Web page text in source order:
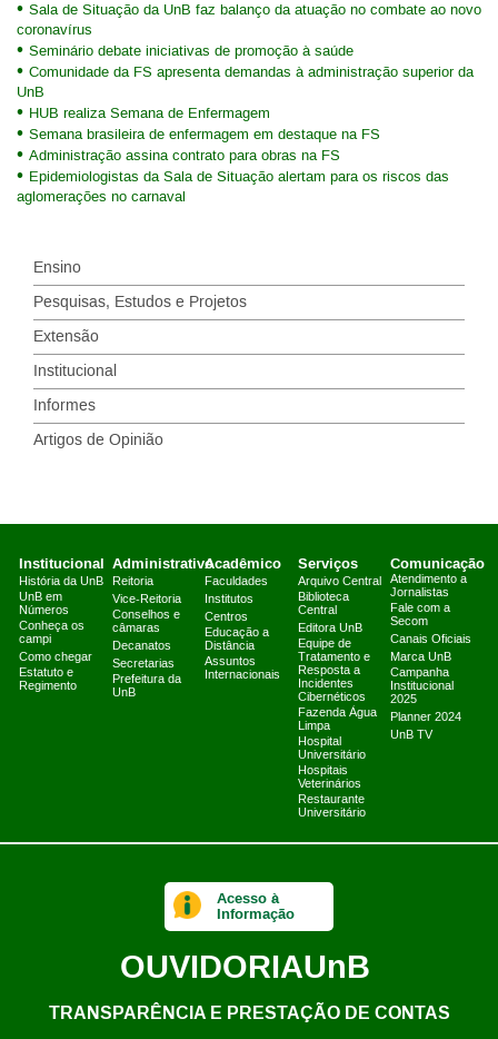
Sala de Situação da UnB faz balanço da atuação no combate ao novo
coronavírus
Seminário debate iniciativas de promoção à saúde
Comunidade da FS apresenta demandas à administração superior da
UnB
HUB realiza Semana de Enfermagem
Semana brasileira de enfermagem em destaque na FS
Administração assina contrato para obras na FS
Epidemiologistas da Sala de Situação alertam para os riscos das
aglomerações no carnaval
Ensino
Pesquisas, Estudos e Projetos
Extensão
Institucional
Informes
Artigos de Opinião
Institucional
História da UnB
UnB em
Números
Conheça os
campi
Como chegar
Estatuto e
Regimento
Administrativo
Reitoria
Vice-Reitoria
Conselhos e
câmaras
Decanatos
Secretarias
Prefeitura da
UnB
Acadêmico
Faculdades
Institutos
Centros
Educação a
Distância
Assuntos
Internacionais
Serviços
Arquivo Central
Biblioteca
Central
Editora UnB
Equipe de
Tratamento e
Resposta a
Incidentes
Cibernéticos
Fazenda Água
Limpa
Hospital
Universitário
Hospitais
Veterinários
Restaurante
Universitário
Comunicação
Atendimento a
Jornalistas
Fale com a
Secom
Canais Oficiais
Marca UnB
Campanha
Institucional
2025
Planner 2024
UnB TV
Acesso à
Informação
OUVIDORIAUnB
TRANSPARÊNCIA E PRESTAÇÃO DE CONTAS